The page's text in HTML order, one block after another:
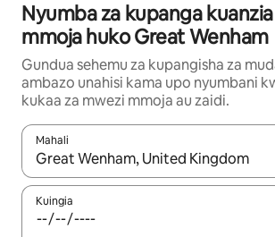
Nyumba za kupanga
mmoja huko Great Wenham
Gundua sehemu za kupangisha za
ambazo unahisi kama upo nyumbani
kukaa za mwezi mmoja au zaidi.
Mahali
Wakati matokeo yanapatikana, vinjari
Kuingia